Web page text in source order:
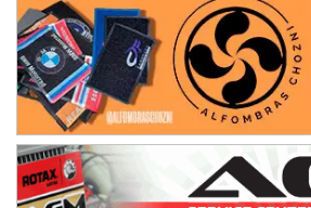
Rufino (Santa Fe)
TUCUMANO - F5
Juan Navarro (Asfalto)
El Timbó (Tucumán)
COBERTURA ESPECIAL DE E-KART.COM.AR
08/09-AGO
IAME SERIES ARGENTINA 6